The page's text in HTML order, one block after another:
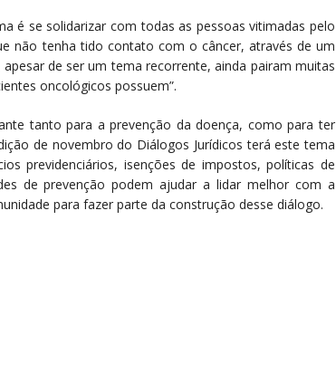
é se solidarizar com todas as pessoas vitimadas pelo
não tenha tido contato com o câncer, através de um
de ser um tema recorrente, ainda pairam muitas
oncológicos possuem”.
tanto para a prevenção da doença, como para ter
de novembro do Diálogos Jurídicos terá este tema
previdenciários, isenções de impostos, políticas de
de prevenção podem ajudar a lidar melhor com a
para fazer parte da construção desse diálogo.